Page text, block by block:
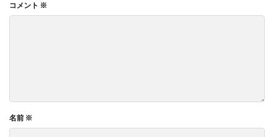
コメント ※
名前 ※